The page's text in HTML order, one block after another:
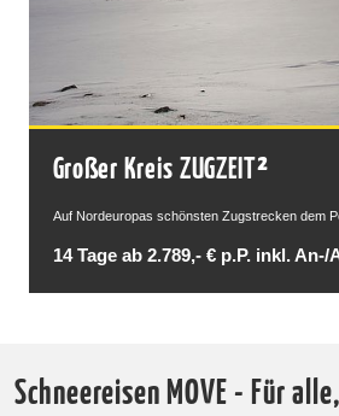
Großer Kreis ZUGZEIT²
Auf Nordeuropas schönsten Zugstrecken dem
14 Tage ab 2.789,- € p.P. inkl. An-/
Schneereisen MOVE - Für